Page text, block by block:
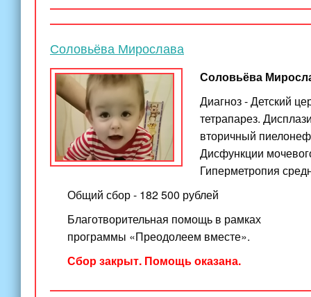
Соловьёва Мирослава
Соловьёва
Диагноз - Детский
тетрапарез.
вторичный
Дисфункции
Гиперметропия
Общий сбор - 182 500 рублей
Благотворительная помощь в рамках
программы «Преодолеем вместе».
Сбор закрыт. Помощь оказана.